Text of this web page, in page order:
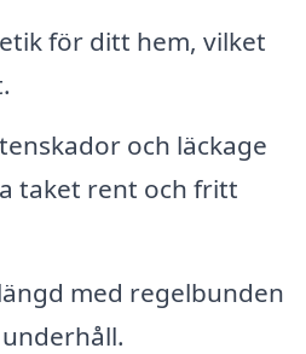
för ditt hem, vilket
och läckage
taket rent och fritt
med regelbunden